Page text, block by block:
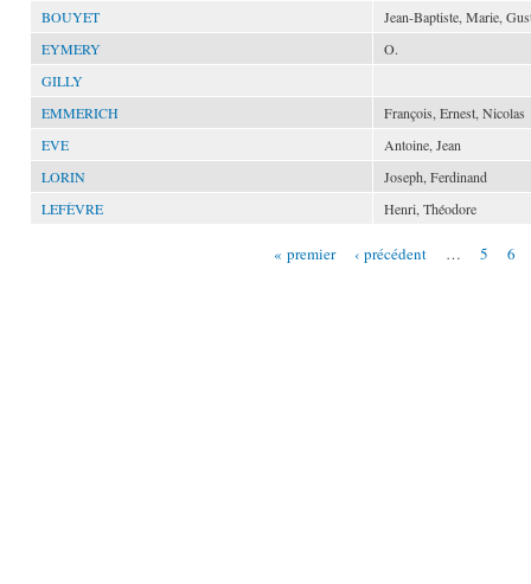
BOUYET
Jean-Baptiste, Marie,
EYMERY
O.
GILLY
EMMERICH
François, Ernest, Nicolas
EVE
Antoine, Jean
LORIN
Joseph, Ferdinand
LEFÈVRE
Henri, Théodore
« premier ‹ précédent … 5 6